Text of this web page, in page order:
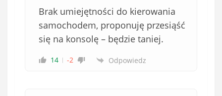
Brak umiejętności do kierowania
samochodem, proponuję przesiąść
się na konsolę – będzie taniej.
14 -2 Odpowiedz